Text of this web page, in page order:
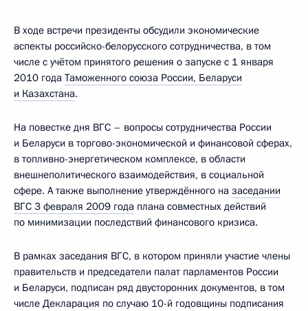
В ходе встречи президенты обсудили экономические
аспекты российско-белорусского сотрудничества, в том
числе с учётом принятого решения о запуске с 1 января
2010 года Таможенного союза России, Беларуси
и Казахстана.
На повестке дня ВГС – вопросы сотрудничества России
и Беларуси в торгово-экономической и финансовой сферах,
в топливно-энергетическом комплексе, в области
внешнеполитического взаимодействия, в социальной
сфере. А также выполнение утверждённого на заседании
ВГС 3 февраля 2009 года плана совместных действий
по минимизации последствий финансового кризиса.
В рамках заседания ВГС, в котором приняли участие члены
правительств и председатели палат парламентов России
и Беларуси, подписан ряд двусторонних документов, в том
числе Декларация по случаю 10-й годовщины подписания